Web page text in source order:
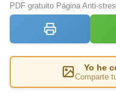
PDF gratuito Página Anti-
Yo he
Comparte